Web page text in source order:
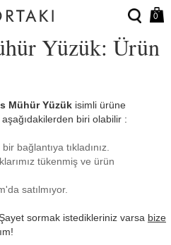
0
Yüzük: Ürün
Mühür Yüzük isimli ürüne
aşağıdakilerden biri olabilir :
bağlantıya tıkladınız.
tükenmiş ve ürün
satılmıyor.
sormak istedikleriniz varsa bize